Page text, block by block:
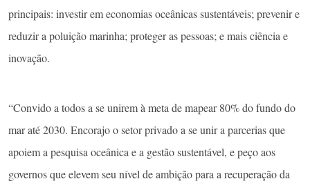
principais: investir em economias oceânicas sustentáveis; prevenir e
reduzir a poluição marinha; proteger as pessoas; e mais ciência e
inovação.
“Convido a todos a se unirem à meta de mapear 80% do fundo do
mar até 2030. Encorajo o setor privado a se unir a parcerias que
apoiem a pesquisa oceânica e a gestão sustentável, e peço aos
governos que elevem seu nível de ambição para a recuperação da